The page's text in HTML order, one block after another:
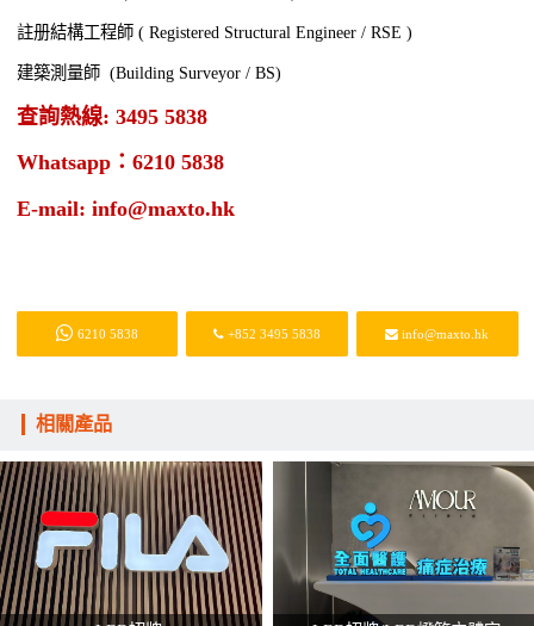
註册結構工程師 ( Registered Structural Engineer / RSE )
建築測量師 (Building Surveyor / BS)
查詢熱線: 3495 5838
Whatsapp：6210 5838
E-mail: info@maxto.hk
6210 5838 +852 3495 5838 info@maxto.hk
相關產品